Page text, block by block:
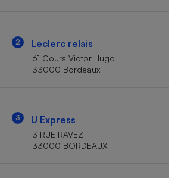
2 Leclerc relais
61 Cours Victor Hugo
33000 Bordeaux
3 U Express
3 RUE RAVEZ
33000 BORDEAUX